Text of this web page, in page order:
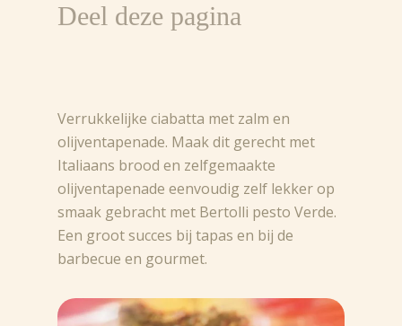
Deel deze pagina
Verrukkelijke ciabatta met zalm en
olijventapenade. Maak dit gerecht met
Italiaans brood en zelfgemaakte
olijventapenade eenvoudig zelf lekker op
smaak gebracht met Bertolli pesto Verde.
Een groot succes bij tapas en bij de
barbecue en gourmet.